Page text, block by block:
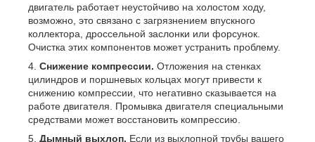
двигатель работает неустойчиво на холостом ходу,
возможно, это связано с загрязнением впускного
коллектора, дроссельной заслонки или форсунок.
Очистка этих компонентов может устранить проблему.
Снижение компрессии. Отложения на стенках
цилиндров и поршневых кольцах могут привести к
снижению компрессии, что негативно сказывается на
работе двигателя. Промывка двигателя специальными
средствами может восстановить компрессию.
Дымный выхлоп. Если из выхлопной трубы вашего